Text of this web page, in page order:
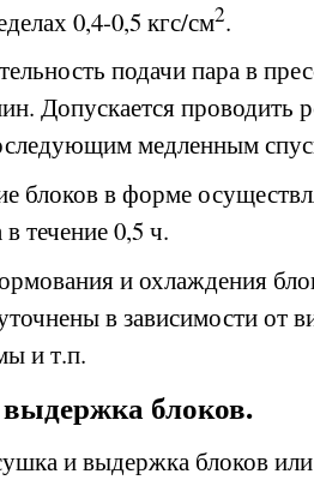
0,4-0,5 кгс/см2.
подачи пара в
Допускается проводить
медленным
блоков в форме
течение 0,5 ч.
и охлаждения
в зависимости от
и т.п.
блоков.
и выдержка блоков